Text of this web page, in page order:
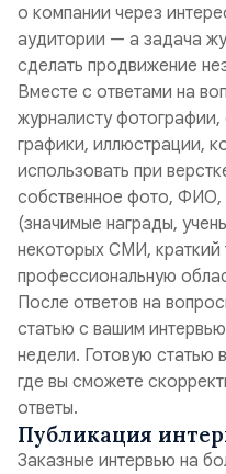
о компании через
аудитории — а задача
сделать продвижение
Вместе с ответами на
журналисту
графики, иллюстрации,
использовать при
собственное фото, ФИО,
(значимые награды,
некоторых СМИ,
профессиональную
После ответов на
статью с вашим
недели. Готовую статью
где вы сможете
ответы.
Публикация
Заказные интервью на